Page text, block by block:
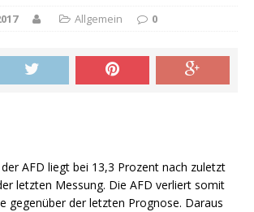
Allgemein 0
AFD liegt bei 13,3 Prozent nach zuletzt
letzten Messung. Die AFD verliert somit
gegenüber der letzten Prognose. Daraus